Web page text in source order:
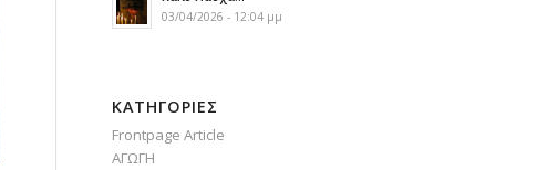
03/04/2026 - 12:04 μμ
KΑΤΗΓΟΡΊΕΣ
Frontpage Article
ΑΓΩΓΗ